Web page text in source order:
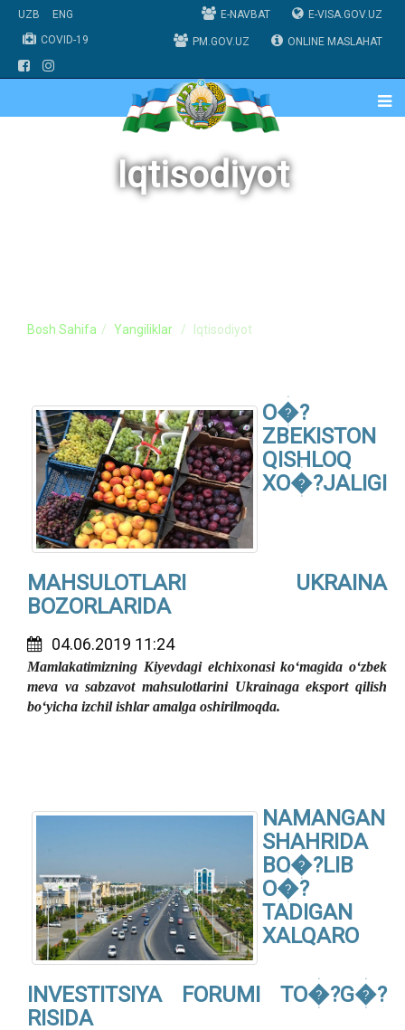
UZB
ENG
COVID-19
E-NAVBAT E-VISA.GOV.UZ
PM.GOV.UZ ONLINE MASLAHAT
Iqtisodiyot
Bosh Sahifa Yangiliklar Iqtisodiyot
O�?
ZBEKISTON
QISHLOQ
XO�?JALIGI
MAHSULOTLARI UKRAINA
BOZORLARIDA
04.06.2019 11:24
Mamlakatimizning Kiyevdagi elchixonasi ko‘magida o‘zbek
meva va sabzavot mahsulotlarini Ukrainaga eksport qilish
bo‘yicha izchil ishlar amalga oshirilmoqda.
NAMANGAN
SHAHRIDA
BO�?LIB
O�?
TADIGAN
XALQARO
INVESTITSIYA FORUMI TO�?G�?
RISIDA